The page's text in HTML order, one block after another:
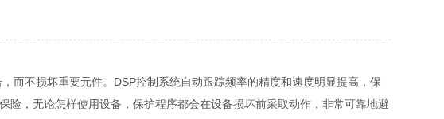
不损坏重要元件。DSP控制系统自动跟踪频率的精度和速度明显提高，保
，无论怎样使用设备，保护程序都会在设备损坏前采取动作，非常可靠地避